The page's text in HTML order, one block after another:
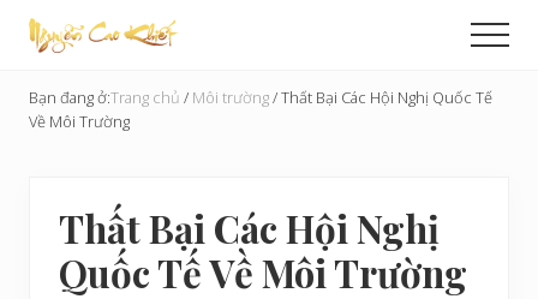
Menu
Skip
content
qua
sidebar
Tạo
Hoàn
Bạn đang ở:Trang chủ / Môi trường/Thất Bại Các Hội Nghị Quốc Tế
Về Môi Trường
Thất Bại Các Hội Nghị
Quốc Tế Về Môi Trường